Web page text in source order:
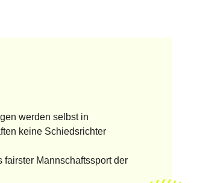
werden selbst in
keine Schiedsrichter
Mannschaftssport der